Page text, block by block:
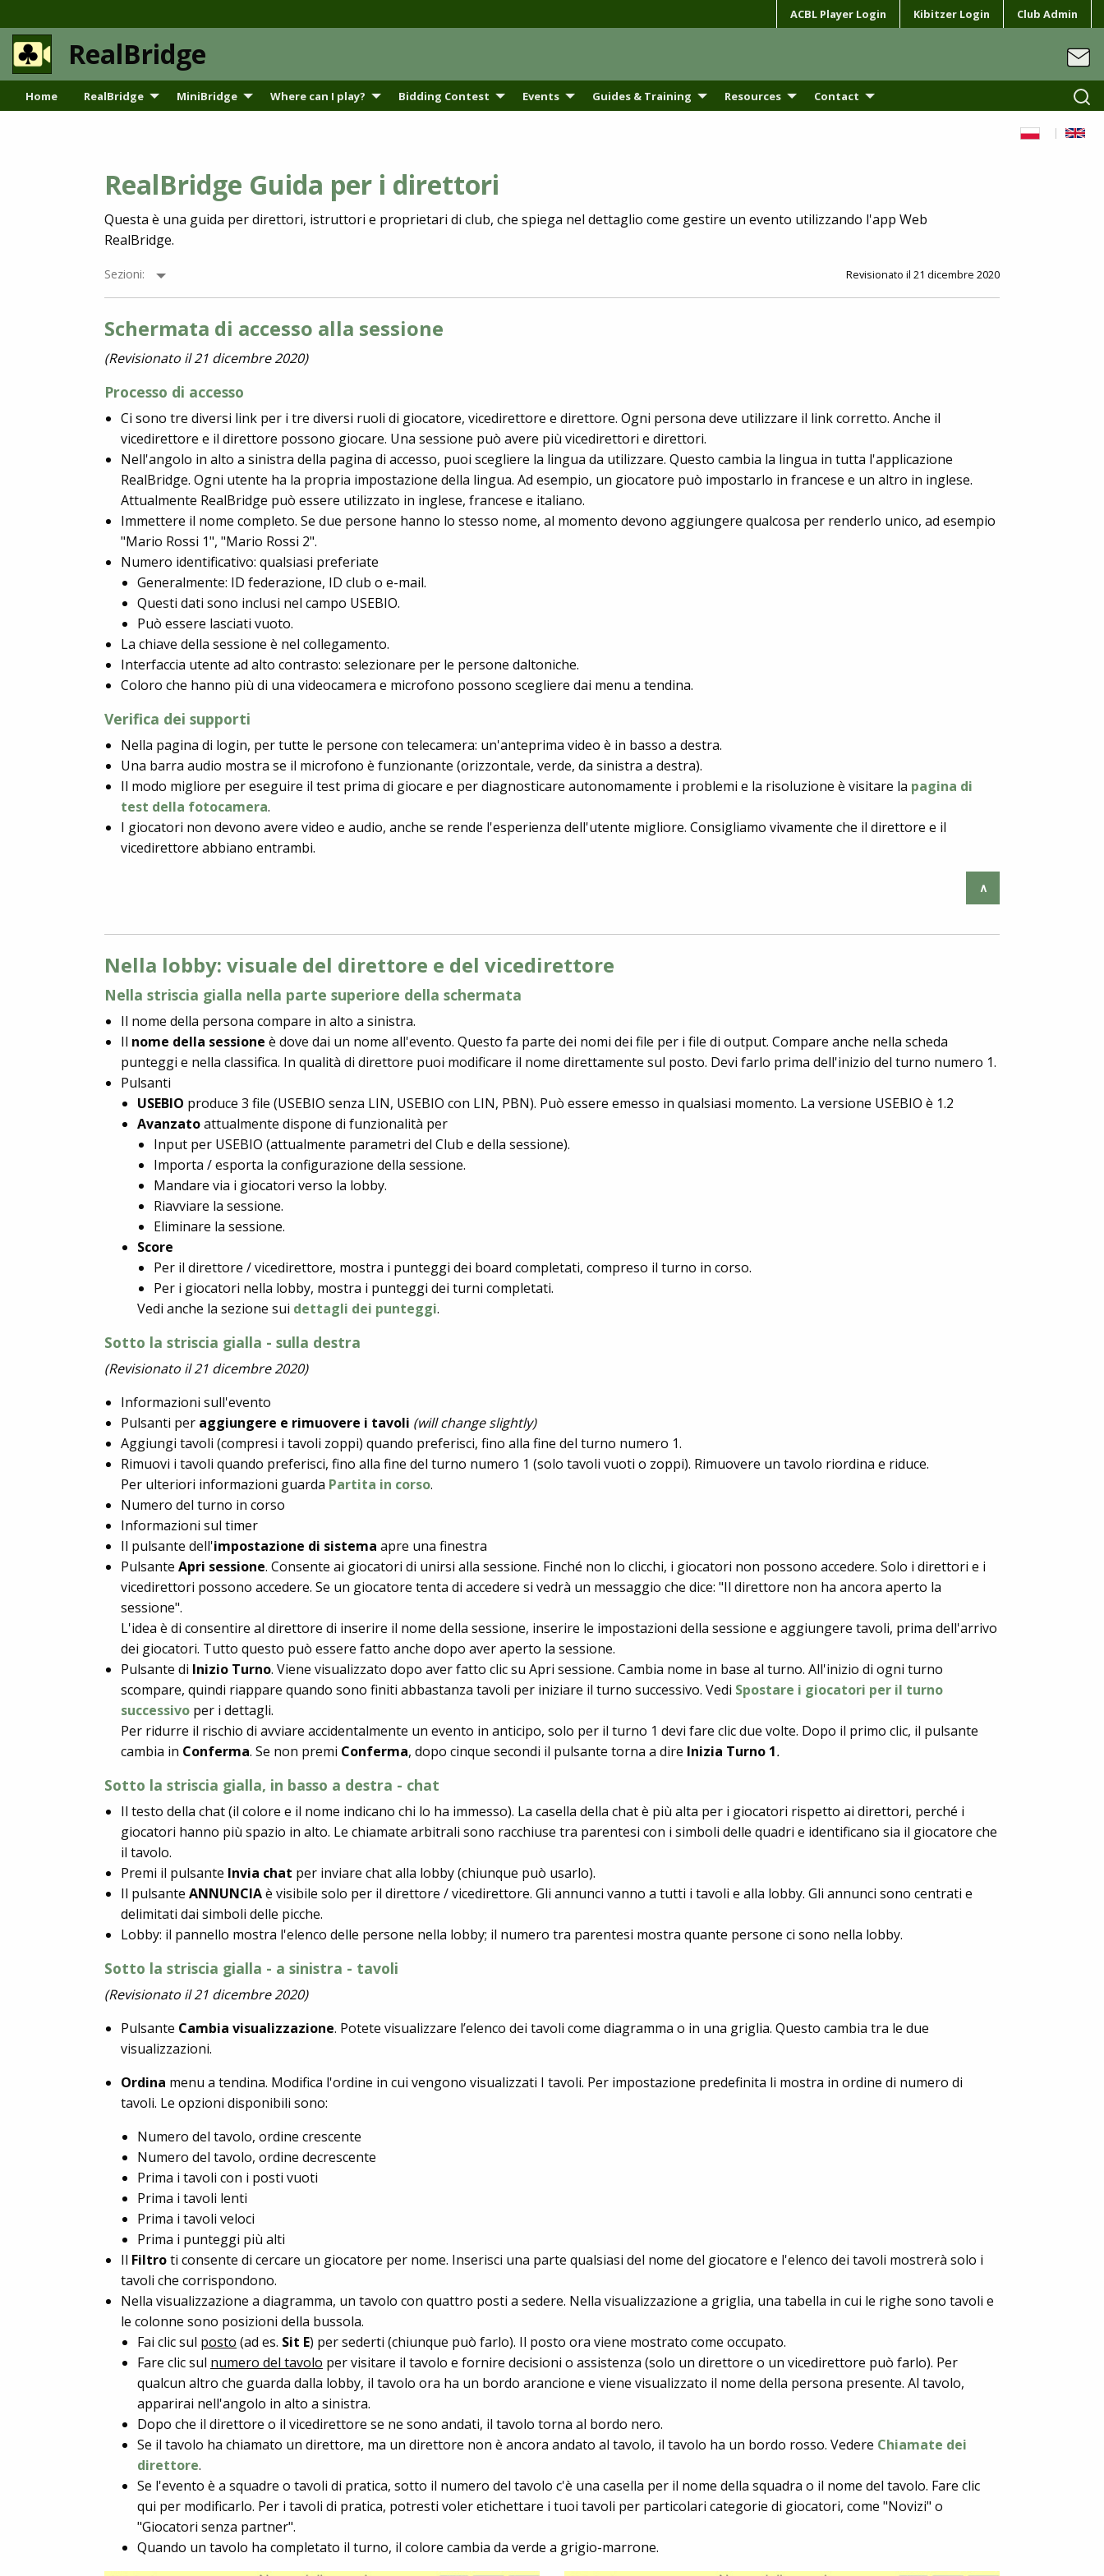
ACBL Player Login Kibitzer Login Club Admin
RealBridge
Home RealBridge MiniBridge Where can I play? Bidding Contest Events Guides & Training Resources Contact
RealBridge Guida per i direttori
Questa è una guida per direttori, istruttori e proprietari di club, che spiega nel dettaglio come gestire un evento utilizzando l'app Web
RealBridge.
Sezioni: Revisionato il 21 dicembre 2020
Schermata di accesso alla sessione
(Revisionato il 21 dicembre 2020)
Processo di accesso
Ci sono tre diversi link per i tre diversi ruoli di giocatore, vicedirettore e direttore. Ogni persona deve utilizzare il link corretto. Anche il
vicedirettore e il direttore possono giocare. Una sessione può avere più vicedirettori e direttori.
Nell'angolo in alto a sinistra della pagina di accesso, puoi scegliere la lingua da utilizzare. Questo cambia la lingua in tutta l'applicazione
RealBridge. Ogni utente ha la propria impostazione della lingua. Ad esempio, un giocatore può impostarlo in francese e un altro in inglese.
Attualmente RealBridge può essere utilizzato in inglese, francese e italiano.
Immettere il nome completo. Se due persone hanno lo stesso nome, al momento devono aggiungere qualcosa per renderlo unico, ad esempio
"Mario Rossi 1", "Mario Rossi 2".
Numero identificativo: qualsiasi preferiate
Generalmente: ID federazione, ID club o e-mail.
Questi dati sono inclusi nel campo USEBIO.
Può essere lasciati vuoto.
La chiave della sessione è nel collegamento.
Interfaccia utente ad alto contrasto: selezionare per le persone daltoniche.
Coloro che hanno più di una videocamera e microfono possono scegliere dai menu a tendina.
Verifica dei supporti
Nella pagina di login, per tutte le persone con telecamera: un'anteprima video è in basso a destra.
Una barra audio mostra se il microfono è funzionante (orizzontale, verde, da sinistra a destra).
Il modo migliore per eseguire il test prima di giocare e per diagnosticare autonomamente i problemi e la risoluzione è visitare la pagina di
test della fotocamera.
I giocatori non devono avere video e audio, anche se rende l'esperienza dell'utente migliore. Consigliamo vivamente che il direttore e il
vicedirettore abbiano entrambi.
∧
Nella lobby: visuale del direttore e del vicedirettore
Nella striscia gialla nella parte superiore della schermata
Il nome della persona compare in alto a sinistra.
Il nome della sessione è dove dai un nome all'evento. Questo fa parte dei nomi dei file per i file di output. Compare anche nella scheda
punteggi e nella classifica. In qualità di direttore puoi modificare il nome direttamente sul posto. Devi farlo prima dell'inizio del turno numero 1.
Pulsanti
USEBIO produce 3 file (USEBIO senza LIN, USEBIO con LIN, PBN). Può essere emesso in qualsiasi momento. La versione USEBIO è 1.2
Avanzatoattualmente dispone di funzionalità per
Input per USEBIO (attualmente parametri del Club e della sessione).
Importa / esporta la configurazione della sessione.
Mandare via i giocatori verso la lobby.
Riavviare la sessione.
Eliminare la sessione.
Score
Per il direttore / vicedirettore, mostra i punteggi dei board completati, compreso il turno in corso.
Per i giocatori nella lobby, mostra i punteggi dei turni completati.
Vedi anche la sezione sui dettagli dei punteggi.
Sotto la striscia gialla - sulla destra
(Revisionato il 21 dicembre 2020)
Informazioni sull'evento
Pulsanti per aggiungere e rimuovere i tavoli (will change slightly)
Aggiungi tavoli (compresi i tavoli zoppi) quando preferisci, fino alla fine del turno numero 1.
Rimuovi i tavoli quando preferisci, fino alla fine del turno numero 1 (solo tavoli vuoti o zoppi). Rimuovere un tavolo riordina e riduce.
Per ulteriori informazioni guarda Partita in corso.
Numero del turno in corso
Informazioni sul timer
Il pulsante dell'impostazione di sistema apre una finestra
Pulsante Apri sessione. Consente ai giocatori di unirsi alla sessione. Finché non lo clicchi, i giocatori non possono accedere. Solo i direttori e i
vicedirettori possono accedere. Se un giocatore tenta di accedere si vedrà un messaggio che dice: "Il direttore non ha ancora aperto la
sessione".
L'idea è di consentire al direttore di inserire il nome della sessione, inserire le impostazioni della sessione e aggiungere tavoli, prima dell'arrivo
dei giocatori. Tutto questo può essere fatto anche dopo aver aperto la sessione.
Pulsante di Inizio Turno. Viene visualizzato dopo aver fatto clic su Apri sessione. Cambia nome in base al turno. All'inizio di ogni turno
scompare, quindi riappare quando sono finiti abbastanza tavoli per iniziare il turno successivo. Vedi Spostare i giocatori per il turno
successivoper i dettagli.
Per ridurre il rischio di avviare accidentalmente un evento in anticipo, solo per il turno 1 devi fare clic due volte. Dopo il primo clic, il pulsante
cambia in Conferma. Se non premi Conferma, dopo cinque secondi il pulsante torna a dire Inizia Turno 1.
Sotto la striscia gialla, in basso a destra - chat
Il testo della chat (il colore e il nome indicano chi lo ha immesso). La casella della chat è più alta per i giocatori rispetto ai direttori, perché i
giocatori hanno più spazio in alto. Le chiamate arbitrali sono racchiuse tra parentesi con i simboli delle quadri e identificano sia il giocatore che
il tavolo.
Premi il pulsante Invia chat per inviare chat alla lobby (chiunque può usarlo).
Il pulsante ANNUNCIAè visibile solo per il direttore / vicedirettore. Gli annunci vanno a tutti i tavoli e alla lobby. Gli annunci sono centrati e
delimitati dai simboli delle picche.
Lobby: il pannello mostra l'elenco delle persone nella lobby; il numero tra parentesi mostra quante persone ci sono nella lobby.
Sotto la striscia gialla - a sinistra - tavoli
(Revisionato il 21 dicembre 2020)
Pulsante Cambia visualizzazione. Potete visualizzare l’elenco dei tavoli come diagramma o in una griglia. Questo cambia tra le due
visualizzazioni.
Ordina menu a tendina. Modifica l'ordine in cui vengono visualizzati I tavoli. Per impostazione predefinita li mostra in ordine di numero di
tavoli. Le opzioni disponibili sono:
Numero del tavolo, ordine crescente
Numero del tavolo, ordine decrescente
Prima i tavoli con i posti vuoti
Prima i tavoli lenti
Prima i tavoli veloci
Prima i punteggi più alti
Il Filtroti consente di cercare un giocatore per nome. Inserisci una parte qualsiasi del nome del giocatore e l'elenco dei tavoli mostrerà solo i
tavoli che corrispondono.
Nella visualizzazione a diagramma, un tavolo con quattro posti a sedere. Nella visualizzazione a griglia, una tabella in cui le righe sono tavoli e
le colonne sono posizioni della bussola.
Fai clic sul posto (ad es. Sit E) per sederti (chiunque può farlo). Il posto ora viene mostrato come occupato.
Fare clic sul numero del tavolo per visitare il tavolo e fornire decisioni o assistenza (solo un direttore o un vicedirettore può farlo). Per
qualcun altro che guarda dalla lobby, il tavolo ora ha un bordo arancione e viene visualizzato il nome della persona presente. Al tavolo,
apparirai nell'angolo in alto a sinistra.
Dopo che il direttore o il vicedirettore se ne sono andati, il tavolo torna al bordo nero.
Se il tavolo ha chiamato un direttore, ma un direttore non è ancora andato al tavolo, il tavolo ha un bordo rosso. Vedere Chiamate dei
direttore.
Se l'evento è a squadre o tavoli di pratica, sotto il numero del tavolo c'è una casella per il nome della squadra o il nome del tavolo. Fare clic
qui per modificarlo. Per i tavoli di pratica, potresti voler etichettare i tuoi tavoli per particolari categorie di giocatori, come "Novizi" o
"Giocatori senza partner".
Quando un tavolo ha completato il turno, il colore cambia da verde a grigio-marrone.